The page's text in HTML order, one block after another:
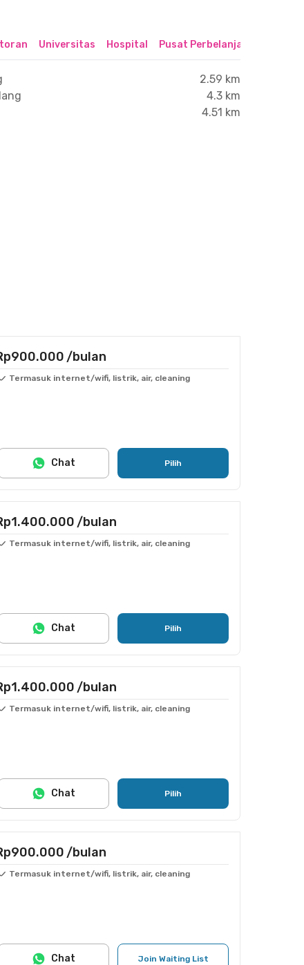
Universitas Hospital Pusat Perbelanjaan &
2.59 km
4.3 km
4.51 km
/bulan
Termasuk internet/wifi, listrik, air, cleaning
Pilih
Chat
/bulan
Termasuk internet/wifi, listrik, air, cleaning
Pilih
Chat
/bulan
Termasuk internet/wifi, listrik, air, cleaning
Pilih
Chat
/bulan
Termasuk internet/wifi, listrik, air, cleaning
Join Waiting List
Chat